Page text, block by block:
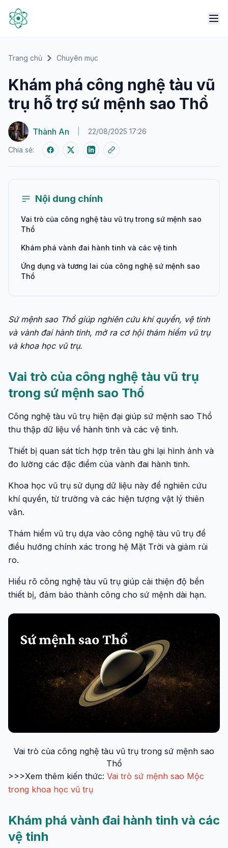
Trang chủ Chuyên mục
Khám phá công nghệ tàu vũ
trụ hỗ trợ sứ mệnh sao Thổ
Thành An 22/08/2025 17:26
Chia sẻ:
Nội dung chính
Vai trò của công nghệ tàu vũ trụ trong sứ mệnh sao
Thổ
Khám phá vành đai hành tinh và các vệ tinh
Ứng dụng và tương lai của công nghệ sứ mệnh sao
Thổ
Sứ mệnh sao Thổ giúp nghiên cứu khí quyển, vệ tinh
và vành đai hành tinh, mở ra cơ hội thám hiểm vũ trụ
và khoa học vũ trụ.
Vai trò của công nghệ tàu vũ trụ
trong sứ mệnh sao Thổ
Công nghệ tàu vũ trụ hiện đại giúp sứ mệnh sao Thổ
thu thập dữ liệu về hành tinh và các vệ tinh.
Thiết bị quan sát tích hợp trên tàu ghi lại hình ảnh và
đo lường các đặc điểm của vành đai hành tinh.
Khoa học vũ trụ sử dụng dữ liệu này để nghiên cứu
khí quyển, từ trường và các hiện tượng vật lý thiên
văn.
Thám hiểm vũ trụ dựa vào công nghệ tàu vũ trụ để
điều hướng chính xác trong hệ Mặt Trời và giảm rủi
ro.
Hiểu rõ công nghệ tàu vũ trụ giúp cải thiện độ bền
thiết bị, đảm bảo thành công cho sứ mệnh dài hạn.
Vai trò của công nghệ tàu vũ trụ trong sứ mệnh sao
Thổ
>>>Xem thêm kiến thức: Vai trò sứ mệnh sao Mộc
trong khoa học vũ trụ
Khám phá vành đai hành tinh và các
vệ tinh